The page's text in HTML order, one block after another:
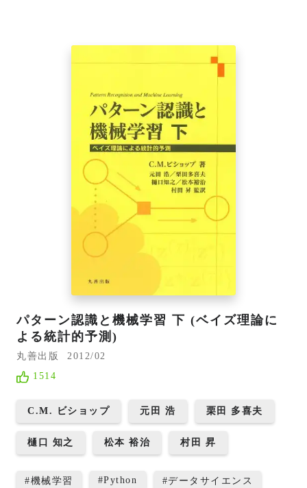
パターン認識と機械学習 下 (ベイズ理論に
よる統計的予測)
丸善出版
2012/02
1514
C.M. ビショップ 元田 浩 栗田 多喜夫
樋口 知之 松本 裕治 村田 昇
#機械学習 #Python #データサイエンス